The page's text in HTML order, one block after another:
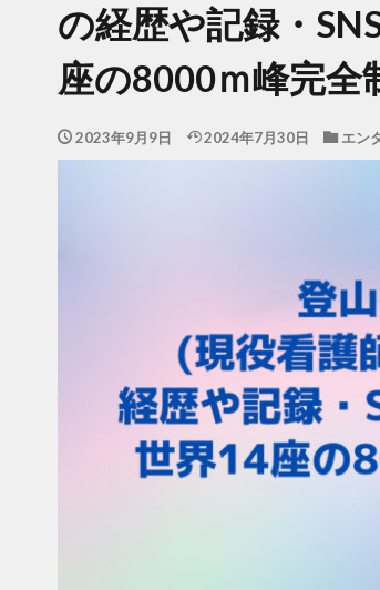
の経歴や記録・
座の8000ｍ峰完全
2023年9月9日 2024年7月30日 エン